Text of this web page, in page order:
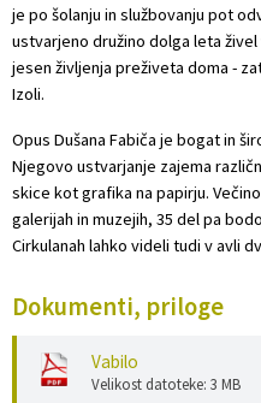
je po šolanju in službovanju pot
ustvarjeno družino dolga leta
jesen življenja preživeta doma -
Izoli.
Opus Dušana Fabiča je bogat in
Njegovo ustvarjanje zajema
skice kot grafika na papirju.
galerijah in muzejih, 35 del pa
Cirkulanah lahko videli tudi v avli
Dokumenti, priloge
Vabilo
Velikost datoteke: 3 MB